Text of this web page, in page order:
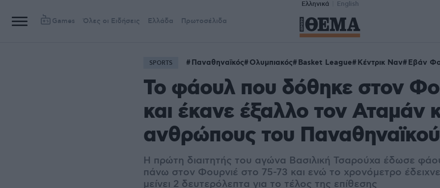
Ελληνικά English
Games Όλες οι Ειδήσεις Ελλάδα Πρωτοσέλιδα
SPORTS Παναθηναϊκός Ολυμπιακός Basket League Κέντρικ Ναν Εβάν
Το φάουλ που δόθηκε στον
και έκανε έξαλλο τον Αταμάν
ανθρώπους του
Η πρώτη διαιτητής του αγώνα Βασιλική Τσαρούχα έδωσε
πάνω στον Φουρνιέ στο 75-73 και ενώ το χρονόμετρο
μείνει 2 δευτερόλεπτα για το τέλος της επίθεσης